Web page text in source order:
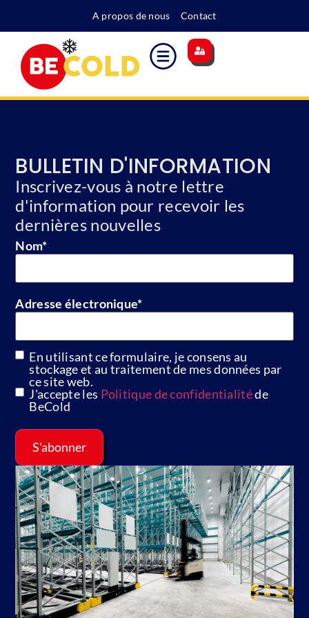
A propos de nous Contact
BULLETIN D'INFORMATION
Inscrivez-vous à notre lettre
d'information pour recevoir les
dernières nouvelles
Nom*
Adresse électronique*
GDPR
En utilisant ce formulaire, je consens au
stockage et au traitement de mes données par
ce site web.
J'accepte les Politique de confidentialitéde
BeCold
S'abonner